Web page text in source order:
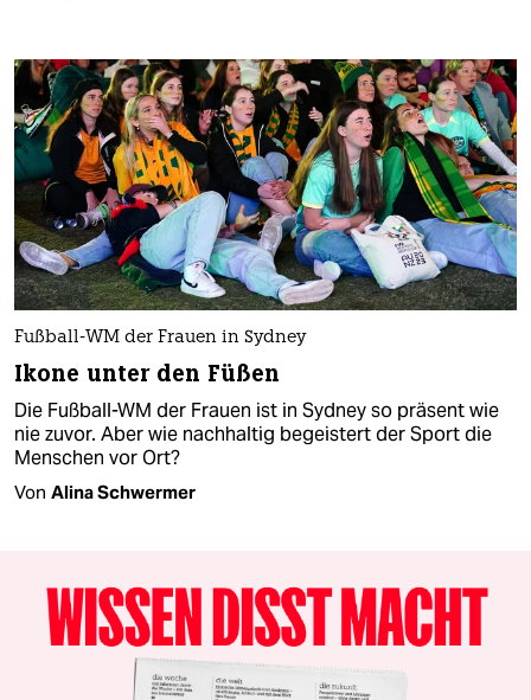
Fußball-WM der Frauen in Sydney
Ikone unter den Füßen
Die Fußball-WM der Frauen ist in Sydney so präsent wie
nie zuvor. Aber wie nachhaltig begeistert der Sport die
Menschen vor Ort?
Von Alina Schwermer